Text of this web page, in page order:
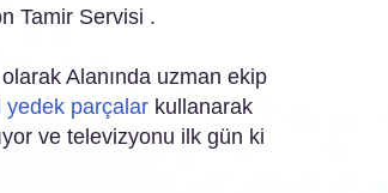
Tamir Servisi .
Alanında uzman ekip
yedek parçalar kullanarak
ve televizyonu ilk gün ki